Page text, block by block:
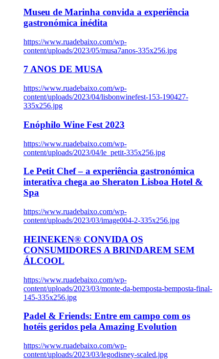
Museu de Marinha convida a experiência
gastronómica inédita
https://www.ruadebaixo.com/wp-
content/uploads/2023/05/musa7anos-335x256.jpg
7 ANOS DE MUSA
https://www.ruadebaixo.com/wp-
content/uploads/2023/04/lisbonwinefest-153-190427-
335x256.jpg
Enóphilo Wine Fest 2023
https://www.ruadebaixo.com/wp-
content/uploads/2023/04/le_petit-335x256.jpg
Le Petit Chef – a experiência gastronómica
interativa chega ao Sheraton Lisboa Hotel &
Spa
https://www.ruadebaixo.com/wp-
content/uploads/2023/03/image004-2-335x256.jpg
HEINEKEN® CONVIDA OS
CONSUMIDORES A BRINDAREM SEM
ÁLCOOL
https://www.ruadebaixo.com/wp-
content/uploads/2023/03/monte-da-bemposta-bemposta-final-
145-335x256.jpg
Padel & Friends: Entre em campo com os
hotéis geridos pela Amazing Evolution
https://www.ruadebaixo.com/wp-
content/uploads/2023/03/legodisney-scaled.jpg